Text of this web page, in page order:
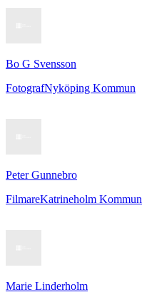
Bo G Svensson
FotografNyköping Kommun
Peter Gunnebro
FilmareKatrineholm Kommun
Marie Linderholm